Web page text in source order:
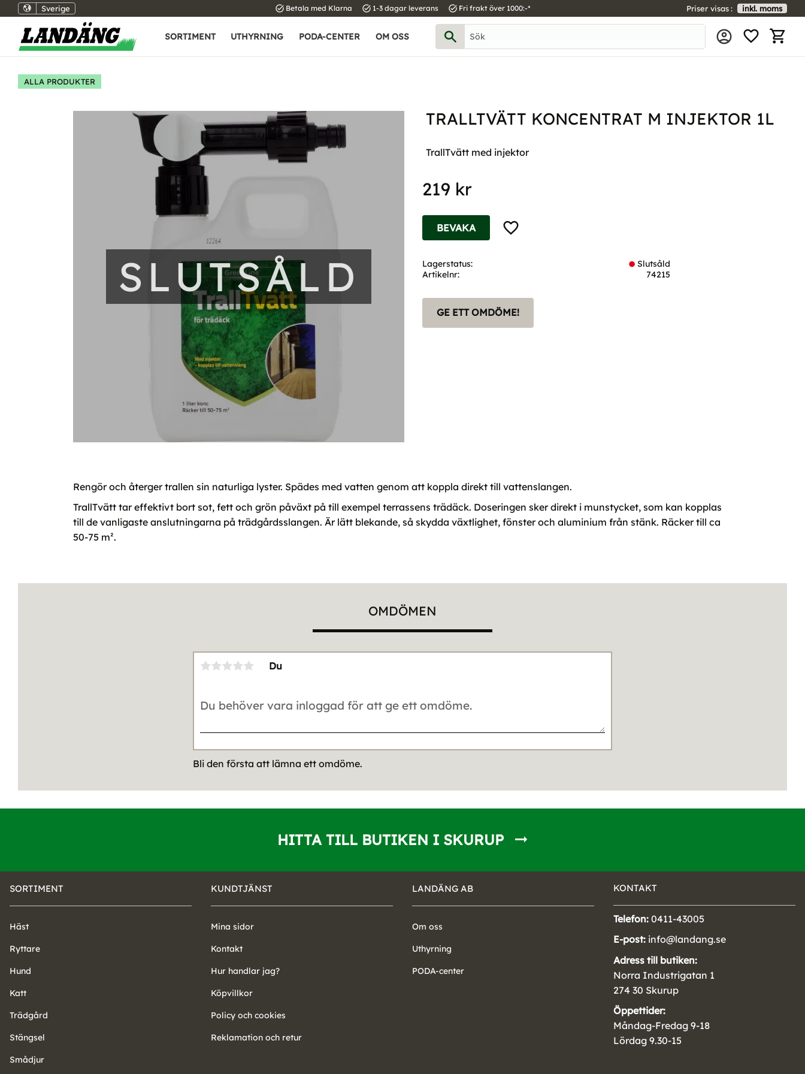
Sverige task_alt Betala med Klarna task_alt 1-3 dagar leverans task_alt Fri frakt över 1000:-* Priser visas inkl. moms
SORTIMENT UTHYRNING PODA-CENTER OM OSS
ALLA PRODUKTER
TRALLTVÄTT KONCENTRAT M INJEKTOR 1L
TrallTvätt med injektor
SLUTSÅLD
219 kr
Lägg till i favoriter
BEVAKA
Lagerstatus
Slutsåld
Artikelnr
74215
GE ETT OMDÖME!
Rengör och återger trallen sin naturliga lyster. Spädes med vatten genom att koppla direkt till vattenslangen.
TrallTvätt tar effektivt bort sot, fett och grön påväxt på till exempel terrassens trädäck. Doseringen sker direkt i munstycket, som kan kopplas
till de vanligaste anslutningarna på trädgårdsslangen. Är lätt blekande, så skydda växtlighet, fönster och aluminium från stänk. Räcker till ca
50-75 m².
OMDÖMEN
Du
Bli den första att lämna ett omdöme.
HITTA TILL BUTIKEN I SKURUP
SORTIMENT
Häst
Ryttare
Hund
Katt
Trädgård
Stängsel
Smådjur
KUNDTJÄNST
Mina sidor
Kontakt
Hur handlar jag?
Köpvillkor
Policy och cookies
Reklamation och retur
LANDÄNG AB
Om oss
Uthyrning
PODA-center
KONTAKT
Telefon: 0411-43005
E-post: info@landang.se
Adress till butiken:
Norra Industrigatan 1
274 30 Skurup
Öppettider:
Måndag-Fredag 9-18
Lördag 9.30-15